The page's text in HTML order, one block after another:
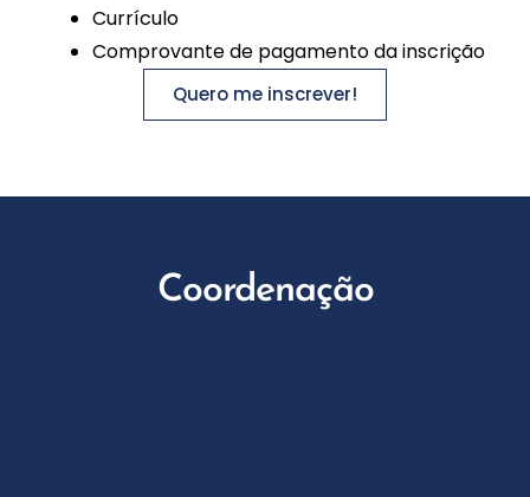
Currículo
Comprovante de pagamento da inscrição
Quero me inscrever!
Coordenação